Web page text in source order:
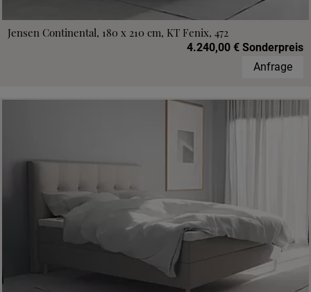
Jensen Continental, 180 x 210 cm, KT Fenix, 472
4.240,00 € Sonderpreis
Anfrage